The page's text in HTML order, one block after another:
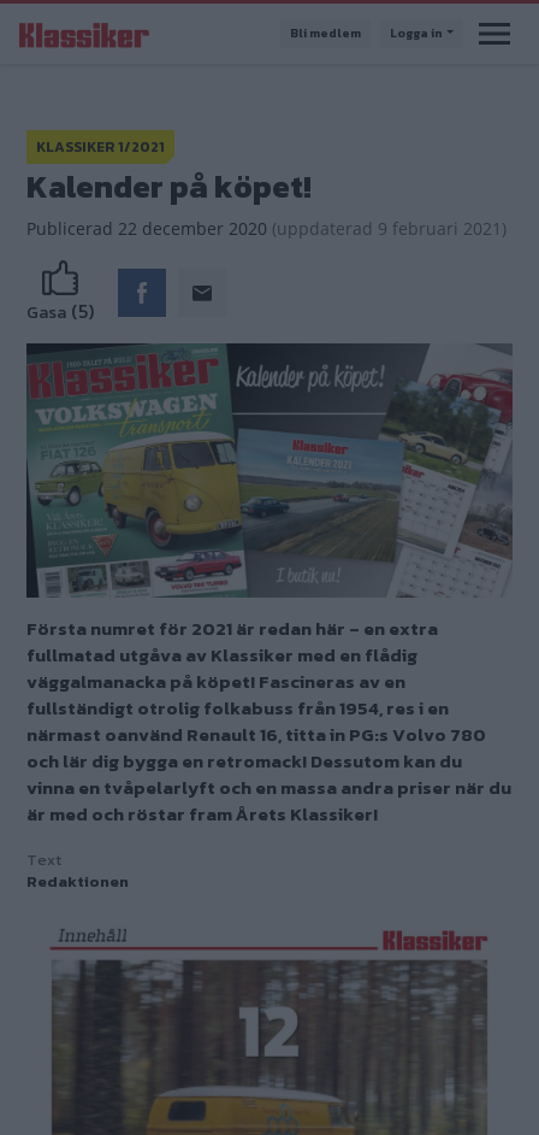
till
Bli medlem Logga in
KLASSIKER 1/2021
Kalender på köpet!
Publicerad 22 december 2020 (uppdaterad 9 februari 2021)
Gasa (5)
Första numret för 2021 är redan här – en extra
fullmatad utgåva av Klassiker med en flådig
väggalmanacka på köpet! Fascineras av en
fullständigt otrolig folkabuss från 1954, res i en
närmast oanvänd Renault 16, titta in PG:s Volvo 780
och lär dig bygga en retromack! Dessutom kan du
vinna en tvåpelarlyft och en massa andra priser när du
är med och röstar fram Årets Klassiker!
Text
Redaktionen